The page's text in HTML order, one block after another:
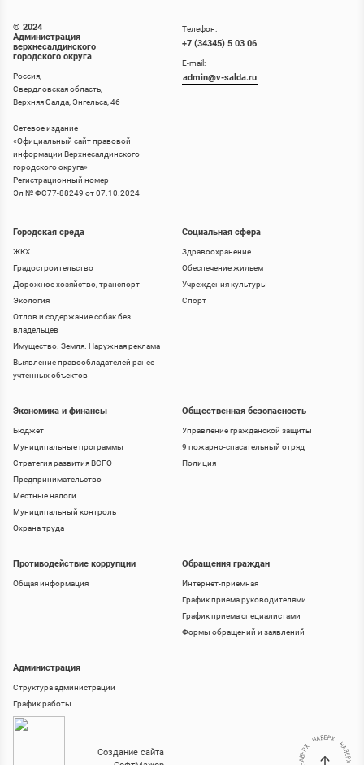
© 2024
Администрация
верхнесалдинского
городского округа
Россия,
Свердловская область,
Верхняя Салда, Энгельса, 46
Сетевое издание
«Официальный сайт правовой
информации Верхнесалдинского
городского округа»
Регистрационный номер
Эл № ФС77-88249 от 07.10.2024
Городская среда
ЖКХ
Градостроительство
Дорожное хозяйство, транспорт
Экология
Отлов и содержание собак без
владельцев
Имущество. Земля. Наружная реклама
Выявление правообладателей ранее
учтенных объектов
Социальная сфера
Здравоохранение
Обеспечение жильем
Учреждения культуры
Спорт
Телефон:
+7 (34345) 5 03 06
E-mail:
admin@v-salda.ru
Экономика и финансы
Бюджет
Муниципальные программы
Стратегия развития ВСГО
Предпринимательство
Местные налоги
Муниципальный контроль
Охрана труда
Общественная безопасность
Управление гражданской защиты
9 пожарно-спасательный отряд
Полиция
Противодействие коррупции
Общая информация
Обращения граждан
Интернет-приемная
График приема руководителями
График приема специалистами
Формы обращений и заявлений
Администрация
Структура администрации
График работы
Создание сайта